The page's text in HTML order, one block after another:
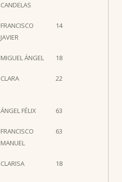
CANDELAS
FRANCISCO
JAVIER
14
MIGUEL ÁNGEL 18
CLARA 22
ÁNGEL FÉLIX 63
FRANCISCO
MANUEL
63
CLARISA 18